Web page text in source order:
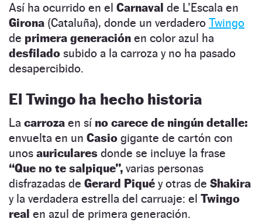
Así ha ocurrido en el Carnaval de L’Escala en
Girona (Cataluña), donde un verdadero Twingo
de primera generación en color azul ha
desfilado subido a la carroza y no ha pasado
desapercibido.
El Twingo ha hecho historia
La carroza en sí no carece de ningún detalle:
envuelta en un Casio gigante de cartón con
unos auriculares donde se incluye la frase
“Que no te salpique”, varias personas
disfrazadas de Gerard Piqué y otras de Shakira
y la verdadera estrella del carruaje: el Twingo
real en azul de primera generación.